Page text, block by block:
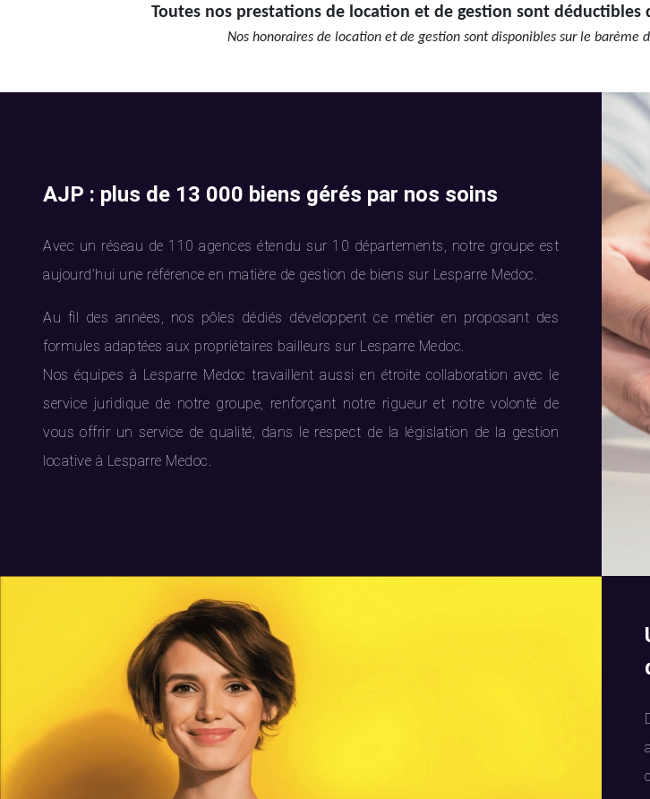
Toutes nos prestations de location et de gestion sont
Nos honoraires de location et de gestion sont disponibles sur le
AJP : plus de 13 000 biens gérés par nos soins
Avec un réseau de 110 agences étendu sur 10 départements, notre groupe est
aujourd’hui une référence en matière de gestion de biens sur Lesparre Medoc.
Au fil des années, nos pôles dédiés développent ce métier en proposant des
formules adaptées aux propriétaires bailleurs sur Lesparre Medoc.
Nos équipes à Lesparre Medoc travaillent aussi en étroite collaboration avec le
service juridique de notre groupe, renforçant notre rigueur et notre volonté de
vous offrir un service de qualité, dans le respect de la législation de la gestion
locative à Lesparre Medoc.